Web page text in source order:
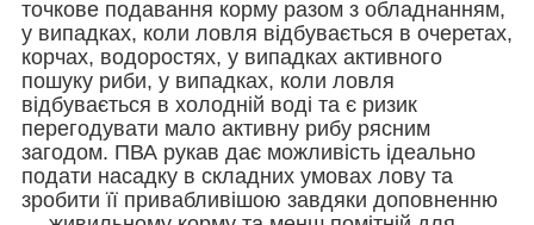
точкове подавання корму разом з обладнанням,
у випадках, коли ловля відбувається в очеретах,
корчах, водоростях, у випадках активного
пошуку риби, у випадках, коли ловля
відбувається в холодній воді та є ризик
перегодувати мало активну рибу рясним
загодом. ПВА рукав дає можливість ідеально
подати насадку в складних умовах лову та
зробити її привабливішою завдяки доповненню